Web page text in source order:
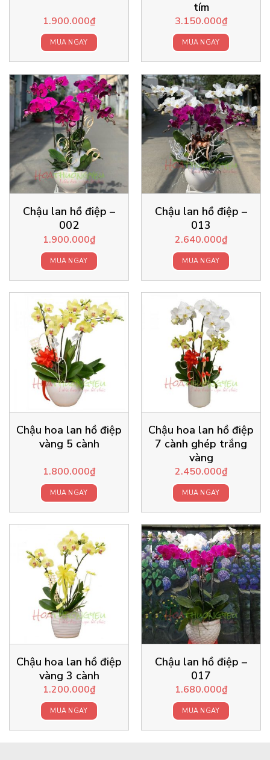
1.900.000₫
MUA NGAY
tím
3.150.000₫
MUA NGAY
Chậu lan hồ điệp –
002
1.900.000₫
MUA NGAY
Chậu lan hồ điệp –
013
2.640.000₫
MUA NGAY
Chậu hoa lan hồ điệp
vàng 5 cành
1.800.000₫
MUA NGAY
Chậu hoa lan hồ điệp
7 cành ghép trắng
vàng
2.450.000₫
MUA NGAY
Chậu hoa lan hồ điệp
vàng 3 cành
1.200.000₫
MUA NGAY
Chậu lan hồ điệp –
017
1.680.000₫
MUA NGAY